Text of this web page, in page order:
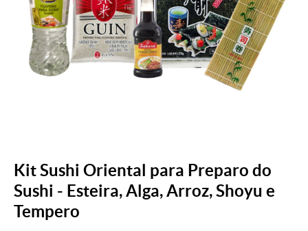
Kit Sushi Oriental para Preparo do
Sushi - Esteira, Alga, Arroz, Shoyu e
Tempero